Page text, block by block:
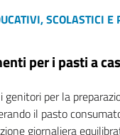
SCOLASTICI E
per i pasti a
genitori per la
il pasto
giornaliera